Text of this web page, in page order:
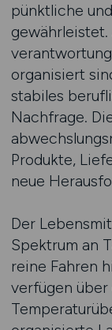
pünktliche
organisiert
stabiles
Nachfrage.
Produkte,
neue
Der
Spektrum an
reine Fahren
verfügen